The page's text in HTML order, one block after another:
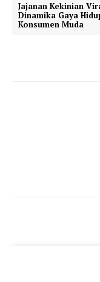
Jajanan Kekinian
Dinamika Gaya
Konsumen Muda